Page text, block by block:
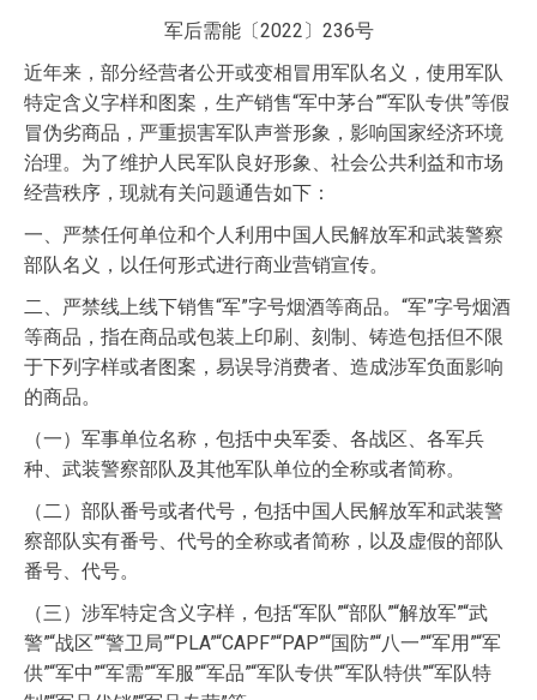
军后需能〔2022〕236号
近年来，部分经营者公开或变相冒用军队名义，使用军队
特定含义字样和图案，生产销售“军中茅台”“军队专供”等假
冒伪劣商品，严重损害军队声誉形象，影响国家经济环境
治理。为了维护人民军队良好形象、社会公共利益和市场
经营秩序，现就有关问题通告如下：
一、严禁任何单位和个人利用中国人民解放军和武装警察
部队名义，以任何形式进行商业营销宣传。
二、严禁线上线下销售“军”字号烟酒等商品。“军”字号烟酒
等商品，指在商品或包装上印刷、刻制、铸造包括但不限
于下列字样或者图案，易误导消费者、造成涉军负面影响
的商品。
（一）军事单位名称，包括中央军委、各战区、各军兵
种、武装警察部队及其他军队单位的全称或者简称。
（二）部队番号或者代号，包括中国人民解放军和武装警
察部队实有番号、代号的全称或者简称，以及虚假的部队
番号、代号。
（三）涉军特定含义字样，包括“军队”“部队”“解放军”“武
警”“战区”“警卫局”“PLA”“CAPF”“PAP”“国防”“八一”“军用”“军
供”“军中”“军需”“军服”“军品”“军队专供”“军队特供”“军队特